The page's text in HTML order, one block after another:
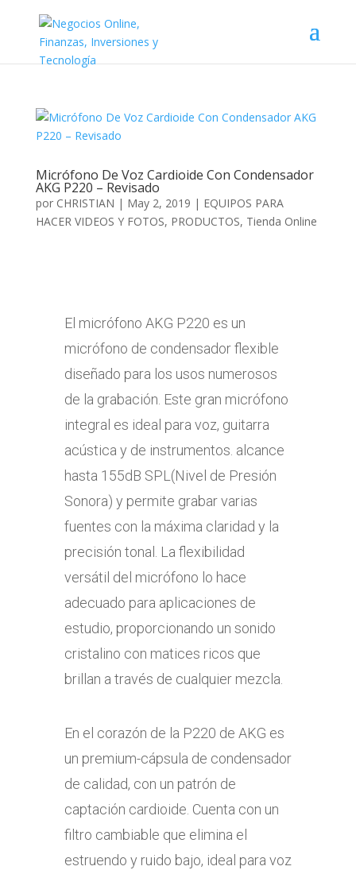
Micrófono De Voz Cardioide Con Condensador
AKG P220 – Revisado
por CHRISTIAN | May 2, 2019 | EQUIPOS PARA
HACER VIDEOS Y FOTOS, PRODUCTOS, Tienda Online
El micrófono AKG P220 es un
micrófono de condensador flexible
diseñado para los usos numerosos
de la grabación. Este gran micrófono
integral es ideal para voz, guitarra
acústica y de instrumentos. alcance
hasta 155dB SPL(Nivel de Presión
Sonora) y permite grabar varias
fuentes con la máxima claridad y la
precisión tonal. La flexibilidad
versátil del micrófono lo hace
adecuado para aplicaciones de
estudio, proporcionando un sonido
cristalino con matices ricos que
brillan a través de cualquier mezcla.
En el corazón de la P220 de AKG es
un premium-cápsula de condensador
de calidad, con un patrón de
captación cardioide. Cuenta con un
filtro cambiable que elimina el
estruendo y ruido bajo, ideal para voz